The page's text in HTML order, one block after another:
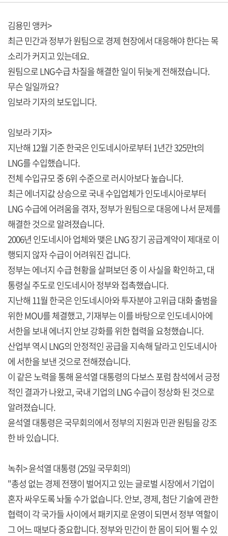
김용민 앵커>
최근 민간과 정부가 원팀으로 경제 현장에서 대응해야 한다는 목
소리가 커지고 있는데요.
원팀으로 LNG수급 차질을 해결한 일이 뒤늦게 전해졌습니다.
무슨 일일까요?
임보라 기자의 보도입니다.
임보라 기자>
지난해 12월 기준 한국은 인도네시아로부터 1년간 325만t의
LNG를 수입했습니다.
전체 수입규모 중 6위 수준으로 러시아보다 높습니다.
최근 에너지값 상승으로 국내 수입업체가 인도네시아로부터
LNG 수급에 어려움을 겪자, 정부가 원팀으로 대응에 나서 문제를
해결한 것으로 알려졌습니다.
2006년 인도네시아 업체와 맺은 LNG 장기 공급계약이 제대로 이
행되지 않자 수급이 어려워진 겁니다.
정부는 에너지 수급 현황을 살펴보던 중 이 사실을 확인하고, 대
통령실 주도로 인도네시아 정부와 접촉했습니다.
지난해 11월 한국은 인도네시아와 투자분야 고위급 대화 출범을
위한 MOU를 체결했고, 기재부는 이를 바탕으로 인도네시아에
서한을 보내 에너지 안보 강화를 위한 협력을 요청했습니다.
산업부 역시 LNG의 안정적인 공급을 지속해 달라고 인도네시아
에 서한을 보낸 것으로 전해졌습니다.
이 같은 노력을 통해 윤석열 대통령의 다보스 포럼 참석에서 긍정
적인 결과가 나왔고, 국내 기업의 LNG 수급이 정상화 된 것으로
알려졌습니다.
윤석열 대통령은 국무회의에서 정부의 지원과 민관 원팀을 강조
한 바 있습니다.
녹취> 윤석열 대통령 (25일 국무회의)
"총성 없는 경제 전쟁이 벌어지고 있는 글로벌 시장에서 기업이
혼자 싸우도록 놔둘 수가 없습니다. 안보, 경제, 첨단 기술에 관한
협력이 각 국가들 사이에서 패키지로 운영이 되면서 정부 역할이
그 어느 때보다 중요합니다. 정부와 민간이 한 몸이 되어 뛸 수 있